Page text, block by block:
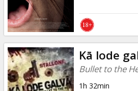
Kā lode
Bullet to the
1h 32min